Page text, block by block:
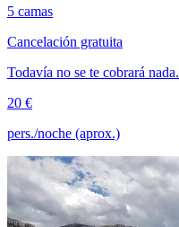
5 camas
Cancelación gratuita
Todavía no se te cobrará nada.
20 €
pers./noche (aprox.)